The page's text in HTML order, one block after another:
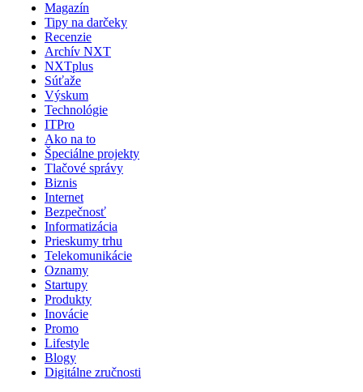
Magazín
Tipy na darčeky
Recenzie
Archív NXT
NXTplus
Súťaže
Výskum
Technológie
ITPro
Ako na to
Špeciálne projekty
Tlačové správy
Biznis
Internet
Bezpečnosť
Informatizácia
Prieskumy trhu
Telekomunikácie
Oznamy
Startupy
Produkty
Inovácie
Promo
Lifestyle
Blogy
Digitálne zručnosti